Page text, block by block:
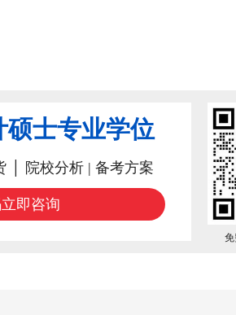
硕士专业学位
│ 院校分析 | 备考方案
即咨询
免